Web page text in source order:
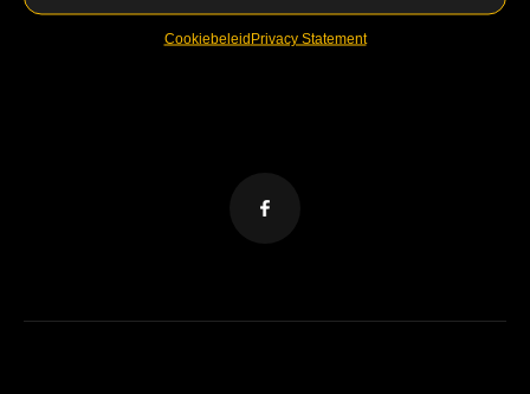
CookiebeleidPrivacy Statement
5.0
aangedreven doorFacebook
Facebook